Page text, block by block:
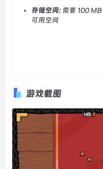
存储空间: 需要 100 MB
可用空间
游戏截图